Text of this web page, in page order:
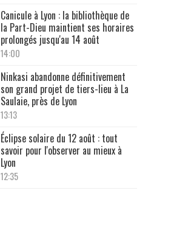
Canicule à Lyon : la bibliothèque de
la Part-Dieu maintient ses horaires
prolongés jusqu'au 14 août
14:00
Ninkasi abandonne définitivement
son grand projet de tiers-lieu à La
Saulaie, près de Lyon
13:13
Éclipse solaire du 12 août : tout
savoir pour l'observer au mieux à
Lyon
12:35